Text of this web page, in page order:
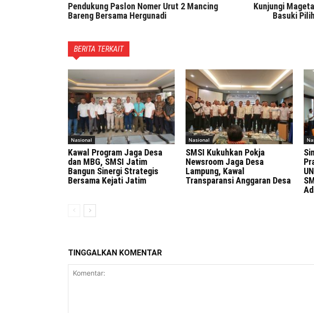
Pendukung Paslon Nomer Urut 2 Mancing
Bareng Bersama Hergunadi
Kunjungi
Basuki
BERITA TERKAIT
Nasional
Kawal Program Jaga Desa
dan MBG, SMSI Jatim
Bangun Sinergi Strategis
Bersama Kejati Jatim
Nasional
SMSI Kukuhkan Pokja
Newsroom Jaga Desa
Lampung, Kawal
Transparansi Anggaran Desa
TINGGALKAN KOMENTAR